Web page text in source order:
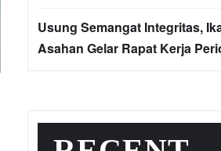
Usung Semangat Integritas,
Asahan Gelar Rapat Kerja